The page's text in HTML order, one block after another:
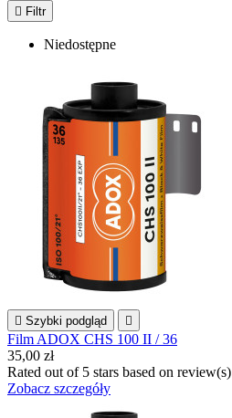
 Filtr
Niedostępne
 Szybki podgląd 
Film ADOX CHS 100 II / 36
35,00 zł
Rated out of 5 stars based on review(s)
Zobacz szczegóły